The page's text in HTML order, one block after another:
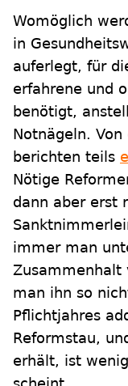
Womöglich
in
auferlegt, für
erfahrene und
benötigt,
Notnägeln.
berichten teils
Nötige
dann aber erst
immer man
Zusammenhalt
man ihn so
Pflichtjahres
Reformstau,
erhält, ist